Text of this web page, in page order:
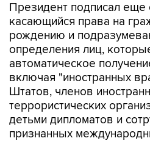
Президент подписал еще
касающийся права на
рождению и
определения лиц,
автоматическое
включая "иностранных
Штатов, членов
террористических
детьми дипломатов и
признанных